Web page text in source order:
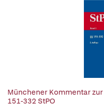
Münchener Kommentar zur
151-332 StPO